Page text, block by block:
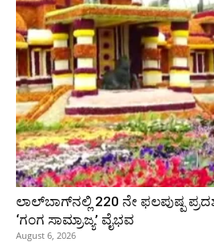
ಲಾಲ್‍ಬಾಗ್‍ನಲ್ಲಿ 220 ನೇ ಫಲಪುಷ್ಪ
‘ಗಂಗ ಸಾಮ್ರಾಜ್ಯ’ ವೈಭವ
August 6, 2026